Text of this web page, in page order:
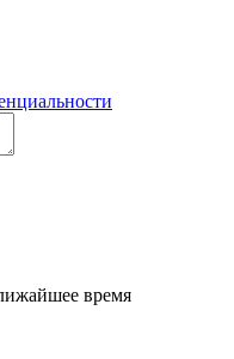
время